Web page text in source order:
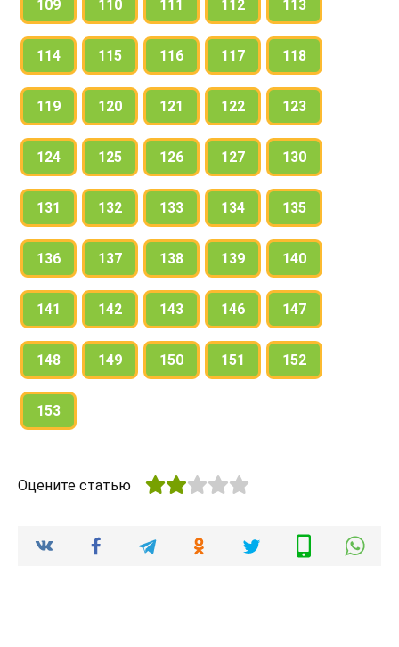
109 110 111 112 113
114 115 116 117 118
119 120 121 122 123
124 125 126 127 130
131 132 133 134 135
136 137 138 139 140
141 142 143 146 147
148 149 150 151 152
153
Оцените статью